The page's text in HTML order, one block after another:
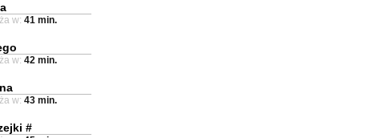
w: 41 min.
w: 42 min.
w: 43 min.
#